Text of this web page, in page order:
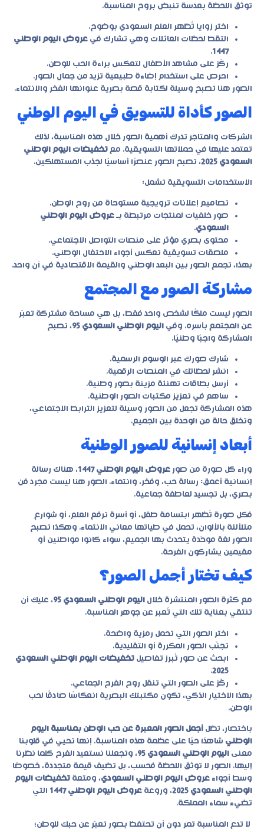
توثق اللحظة بعدسة تنبض بروح المناسبة.
اختر زوايا تُظهر العلم السعودي بوضوح.
التقط لحظات العائلات وهي تشارك في عروض اليوم الوطني
1447
.
ركّز على مشاهد الأطفال لتعكس براءة الحب للوطن.
احرص على استخدام إضاءة طبيعية تزيد من جمال الصور.
الصور هنا تصبح وسيلة لكتابة قصة بصرية عنوانها الفخر والانتماء.
الصور كأداة للتسويق في اليوم الوطني
الشركات والمتاجر تدرك أهمية الصور خلال هذه المناسبة، لذلك
تعتمد عليها في حملاتها التسويقية. مع تخفيضات اليوم الوطني
السعودي 2025
، تصبح الصور عنصرًا أساسيًا لجذب المستهلكين.
الاستخدامات التسويقية تشمل:
تصاميم إعلانات ترويجية مستوحاة من روح الوطن.
صور خلفيات لمنتجات مرتبطة بـ عروض اليوم الوطني
السعودي.
محتوى بصري مؤثر على منصات التواصل الاجتماعي.
ملصقات تسويقية تعكس أجواء الاحتفال الوطني.
بهذا، تجمع الصور بين البعد الوطني والقيمة الاقتصادية في آن واحد.
مشاركة الصور مع المجتمع
الصور ليست ملكًا لشخص واحد فقط، بل هي مساحة مشتركة تعبّر
عن المجتمع بأسره. وفي اليوم الوطني السعودي 95
، تصبح
المشاركة واجبًا وطنيًا.
شارك صورك عبر الوسوم الرسمية.
انشر لحظاتك في المنصات الرقمية.
أرسل بطاقات تهنئة مزينة بصور وطنية.
ساهم في تعزيز مكتبات الصور الوطنية.
هذه المشاركة تجعل من الصور وسيلة لتعزيز الترابط الاجتماعي،
وتخلق حالة من الوحدة بين الجميع.
أبعاد إنسانية للصور الوطنية
وراء كل صورة من صور عروض اليوم الوطني 1447
، هناك رسالة
إنسانية أعمق: رسالة حب، وفخر، وانتماء. الصور هنا ليست مجرد فن
بصري، بل تجسيد لعاطفة جماعية.
فكل صورة تُظهر ابتسامة طفل، أو أسرة ترفع العلم، أو شوارع
متلألئة بالألوان، تحمل في طياتها معاني الانتماء. وهكذا تصبح
الصور لغة موحّدة يتحدث بها الجميع، سواء كانوا مواطنين أو
مقيمين يشاركون الفرحة.
كيف تختار أجمل الصور؟
مع كثرة الصور المنتشرة خلال اليوم الوطني السعودي 95
، عليك أن
تنتقي بعناية تلك التي تُعبر عن جوهر المناسبة.
اختر الصور التي تحمل رمزية واضحة.
تجنّب الصور المكررة أو التقليدية.
ابحث عن صور تُبرز تفاصيل تخفيضات اليوم الوطني السعودي
2025
.
ركّز على الصور التي تنقل روح الفرح الجماعي.
بهذا الاختيار الذكي، تكون مكتبتك البصرية انعكاسًا صادقًا لحب
الوطن.
باختصار، تظل أجمل الصور المعبرة عن حب الوطن بمناسبة اليوم
الوطني شاهدًا حيًا على عظمة هذه المناسبة. إنها تحيي في قلوبنا
معنى اليوم الوطني السعودي 95
، وتجعلنا نستعيد الفرح كلما نظرنا
إليها. الصور لا توثق اللحظة فحسب، بل تضيف قيمة متجددة، خصوصًا
وسط أجواء عروض اليوم الوطني السعودي، ومتعة تخفيضات اليوم
الوطني السعودي 2025
، وروعة عروض اليوم الوطني 1447
التي
تضيء سماء المملكة.
لا تدع المناسبة تمر دون أن تحتفظ بصور تعبّر عن حبك للوطن؛